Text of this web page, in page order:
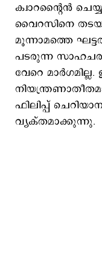
ക്വാറന്റൈൻ
വൈറസിനെ
മൂന്നാമത്തെ
പടരുന്ന
വേറെ മാർ​ഗമില്ല.
ഫിലിപ്പ്
വ്യക്തമാക്കുന്നു.